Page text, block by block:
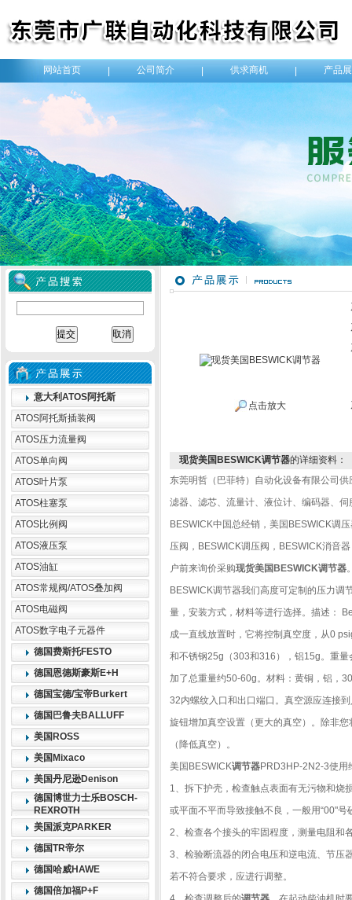
网站首页 公司简介 供求商机 产品
意大利ATOS阿托斯
ATOS阿托斯插装阀
ATOS压力流量阀
ATOS单向阀
ATOS叶片泵
ATOS柱塞泵
ATOS比例阀
ATOS液压泵
ATOS油缸
ATOS常规阀/ATOS叠加阀
ATOS电磁阀
ATOS数字电子元器件
德国费斯托FESTO
德国恩德斯豪斯E+H
德国宝德/宝帝Burkert
德国巴鲁夫BALLUFF
美国ROSS
美国Mixaco
美国丹尼逊Denison
德国博世力士乐BOSCH-
REXROTH
美国派克PARKER
德国TR帝尔
德国哈威HAWE
德国倍加福P+F
点击放大
现货美国BESWICK调节器的详细资料：
东莞明哲（巴菲特）自动化设备有限公司
滤器、滤芯、流量计、液位计、编码器、
BESWICK中国总经销，美国BESWICK调
压阀，BESWICK调压阀，BESWICK消音
户前来询价采购现货美国BESWICK调节器
BESWICK调节器我们高度可定制的压力调
量，安装方式，材料等进行选择。描述：
成一直线放置时，它将控制真空度，从0
和不锈钢25g（303和316），铝15g。重
加了总重量约50-60g。材料：黄铜，铝，
32内螺纹入口和出口端口。真空源应连接
旋钮增加真空设置（更大的真空）。除非
（降低真空）。
美国BESWICK调节器PRD3HP-2N2-3使用
1、拆下护壳，检查触点表面有无污物和烧
或平面不平而导致接触不良，一般用“00"
2、检查各个接头的牢固程度，测量电阻和
3、检验断流器的闭合电压和逆电流、节压
若不符合要求，应进行调整。